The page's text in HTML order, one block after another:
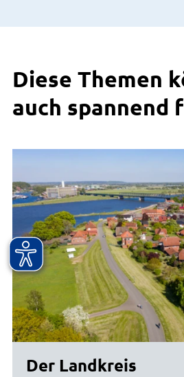
Diese Themen
auch spannend
Der Landkreis